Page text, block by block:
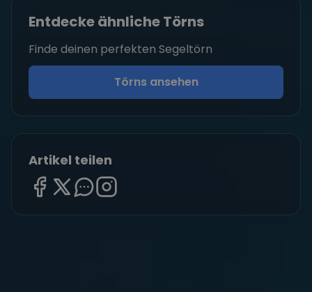
Entdecke ähnliche Törns
Finde deinen perfekten Segeltörn
Törns ansehen
Artikel teilen